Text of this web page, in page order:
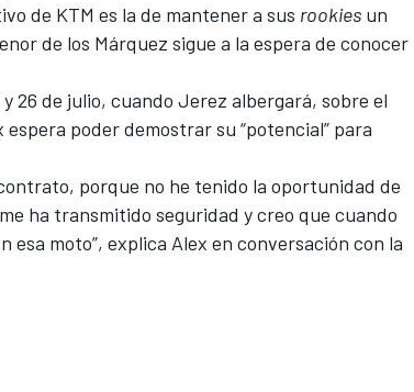
de KTM es la de mantener a sus rookies un
de los Márquez sigue a la espera de conocer
26 de julio, cuando Jerez albergará, sobre el
poder demostrar su “potencial” para
porque no he tenido la oportunidad de
ha transmitido seguridad y creo que cuando
moto”, explica Alex en conversación con la